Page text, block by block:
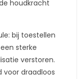
houdkracht
bij toestellen
sterke
verstoren.
voor draadloos